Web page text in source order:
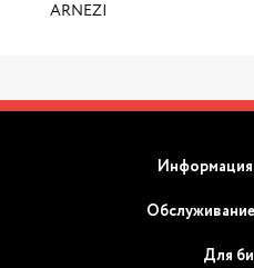
ARNEZI
Для